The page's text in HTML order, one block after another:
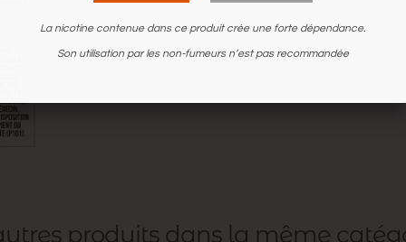
autres produits dans la même
La nicotine contenue dans ce produit crée une forte dépendance.
Son utilisation par les non-fumeurs n’est pas recommandée